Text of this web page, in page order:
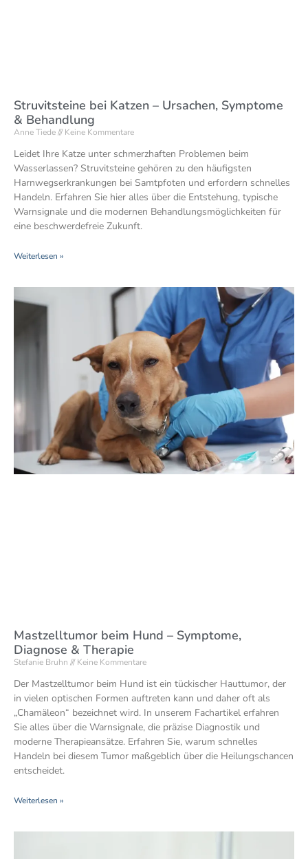
Struvitsteine bei Katzen – Ursachen, Symptome
& Behandlung
Anne Tiede Keine Kommentare
Leidet Ihre Katze unter schmerzhaften Problemen beim
Wasserlassen? Struvitsteine gehören zu den häufigsten
Harnwegserkrankungen bei Samtpfoten und erfordern schnelles
Handeln. Erfahren Sie hier alles über die Entstehung, typische
Warnsignale und die modernen Behandlungsmöglichkeiten für
eine beschwerdefreie Zukunft.
Weiterlesen »
Mastzelltumor beim Hund – Symptome,
Diagnose & Therapie
Stefanie Bruhn Keine Kommentare
Der Mastzelltumor beim Hund ist ein tückischer Hauttumor, der
in vielen optischen Formen auftreten kann und daher oft als
„Chamäleon“ bezeichnet wird. In unserem Fachartikel erfahren
Sie alles über die Warnsignale, die präzise Diagnostik und
moderne Therapieansätze. Erfahren Sie, warum schnelles
Handeln bei diesem Tumor maßgeblich über die Heilungschancen
entscheidet.
Weiterlesen »